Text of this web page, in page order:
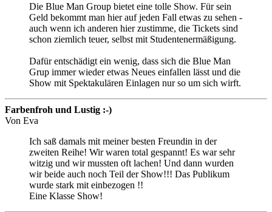
Die Blue Man Group bietet eine tolle Show. Für sein
Geld bekommt man hier auf jeden Fall etwas zu sehen -
auch wenn ich anderen hier zustimme, die Tickets sind
schon ziemlich teuer, selbst mit Studentenermäßigung.
Dafür entschädigt ein wenig, dass sich die Blue Man
Grup immer wieder etwas Neues einfallen lässt und die
Show mit Spektakulären Einlagen nur so um sich wirft.
Farbenfroh und Lustig :-)
Von Eva
Ich saß damals mit meiner besten Freundin in der
zweiten Reihe! Wir waren total gespannt! Es war sehr
witzig und wir mussten oft lachen! Und dann wurden
wir beide auch noch Teil der Show!!! Das Publikum
wurde stark mit einbezogen !!
Eine Klasse Show!